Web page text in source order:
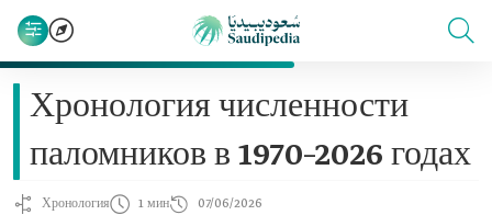
Хронология численности
паломников в 1970–2026 годах
Хронология 1 мин 07/06/2026